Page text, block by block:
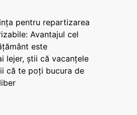
pentru repartizarea
Avantajul cel
este
lejer, știi că vacanțele
că te poți bucura de